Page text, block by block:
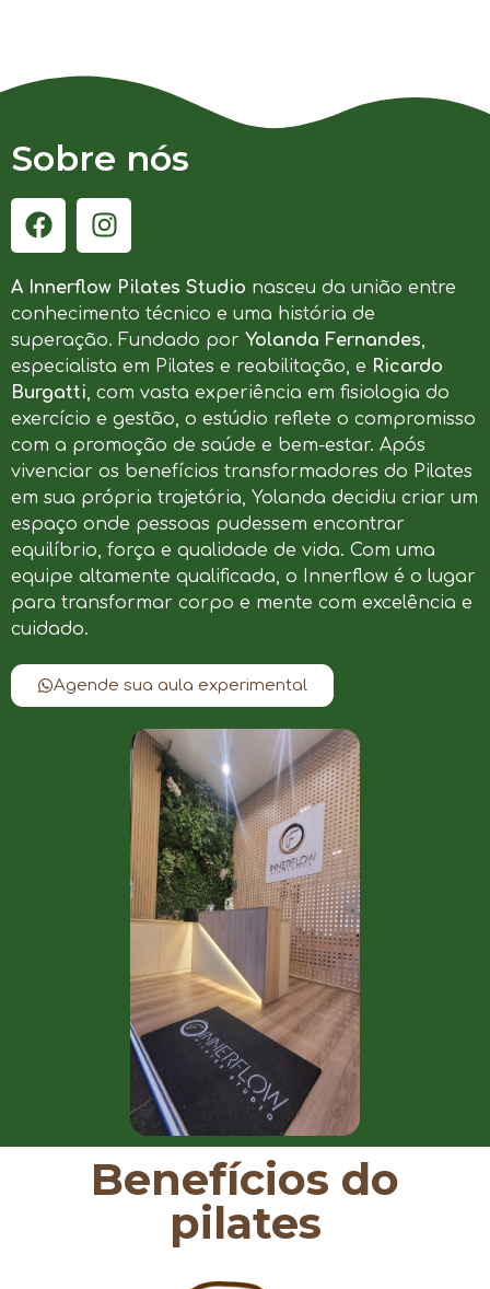
Sobre nós
A Innerflow Pilates Studio nasceu da união entre
conhecimento técnico e uma história de
superação. Fundado por Yolanda Fernandes,
especialista em Pilates e reabilitação, e Ricardo
Burgatti, com vasta experiência em fisiologia do
exercício e gestão, o estúdio reflete o compromisso
com a promoção de saúde e bem-estar. Após
vivenciar os benefícios transformadores do Pilates
em sua própria trajetória, Yolanda decidiu criar um
espaço onde pessoas pudessem encontrar
equilíbrio, força e qualidade de vida. Com uma
equipe altamente qualificada, o Innerflow é o lugar
para transformar corpo e mente com excelência e
cuidado.
Agende sua aula experimental
Benefícios do
pilates